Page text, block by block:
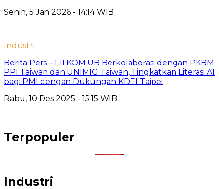
Senin, 5 Jan 2026 - 14:14 WIB
Industri
Berita Pers – FILKOM UB Berkolaborasi dengan PKBM
PPI Taiwan dan UNIMIG Taiwan, Tingkatkan Literasi AI
bagi PMI dengan Dukungan KDEI Taipei
Rabu, 10 Des 2025 - 15:15 WIB
Terpopuler
Industri